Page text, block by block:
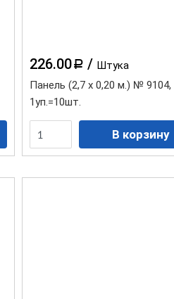
226.00 a / Штука
Панель (2,7 х 0,20 м.) № 9104,
1уп.=10шт.